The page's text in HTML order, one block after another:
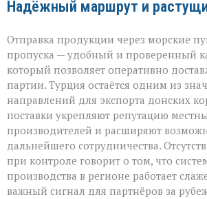
Надёжный маршрут и
Отправка продукции через морские
пропуска — удобный и проверенный
который позволяет оперативно
партии. Турция остаётся одним из
направлений для экспорта донских
поставки укрепляют репутацию
производителей и расширяют
дальнейшего сотрудничества.
при контроле говорит о том, что
производства в регионе работает
важный сигнал для партнёров за